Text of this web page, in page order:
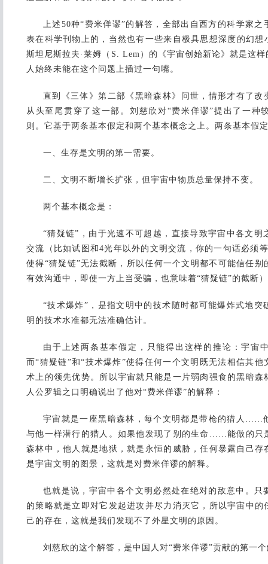
上述50种“费米佯谬”的解答，全部出自西方的科学家
表在科学刊物上的，当然也有一些来自极具思想深度的幻
斯坦尼斯拉夫·莱姆（S. Lem）的《宇宙创始新论》就是这
人始终未能在这个问题上插过一句嘴。
直到《三体》第二部《黑暗森林》问世，情形才有了改
从头至尾贯穿了这一部。刘慈欣对“费米佯谬”提出了一
则。它基于两条基本假定和两个基本概念之上。两条基本假
一、生存是文明的第一需要。
二、文明不断增长扩张，但宇宙中物质总量保持不变。
两个基本概念是：
“猜疑链”，由于光速不可超越，直接导致宇宙中各文
交流（比如试图和4光年以外的文明交流，你的一句话必须
使得“猜疑链”无法截断，所以任何一个文明都不可能信任
有效沟通中，即使一方上当受骗，也意味着“猜疑链”的截断
“技术爆炸”，是指文明中的技术随时都可能爆炸式地
明的技术水准都无法准确估计。
由于上述两条基本假定，只能得出这样的推论：宇宙
而“猜疑链”和“技术爆炸”使得任何一个文明既无法相信其
术上的领先优势。所以宇宙就只能是一片弱肉强食的黑暗
人公罗辑之口明确说出了他对“费米佯谬”的解释：
宇宙就是一座黑暗森林，每个文明都是带枪的猎人……
与他一样潜行的猎人。如果他发现了别的生命……能做的只
森林中，他人就是地狱，就是永恒的威胁，任何暴露自己
是宇宙文明的图景，这就是对费米佯谬的解释。
也就是说，宇宙中各个文明必然处在绝对的敌意中。只
的策略就是立即对它发起进攻并尽力消灭它，所以宇宙中
己的存在，这就是我们发现不了外星文明的原因。
刘慈欣的这个解答，是中国人对“费米佯谬”贡献的第一